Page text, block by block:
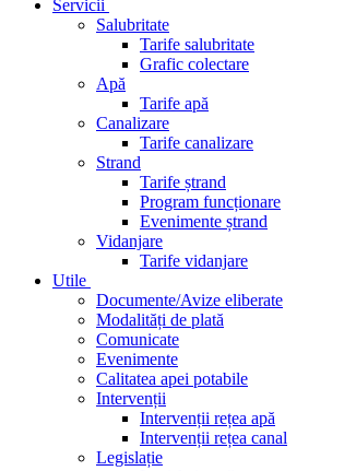
Servicii
Salubritate
Tarife salubritate
Grafic colectare
Apă
Tarife apă
Canalizare
Tarife canalizare
Strand
Tarife ștrand
Program funcționare
Evenimente ștrand
Vidanjare
Tarife vidanjare
Utile
Documente/Avize eliberate
Modalități de plată
Comunicate
Evenimente
Calitatea apei potabile
Intervenții
Intervenții rețea apă
Intervenții rețea canal
Legislație